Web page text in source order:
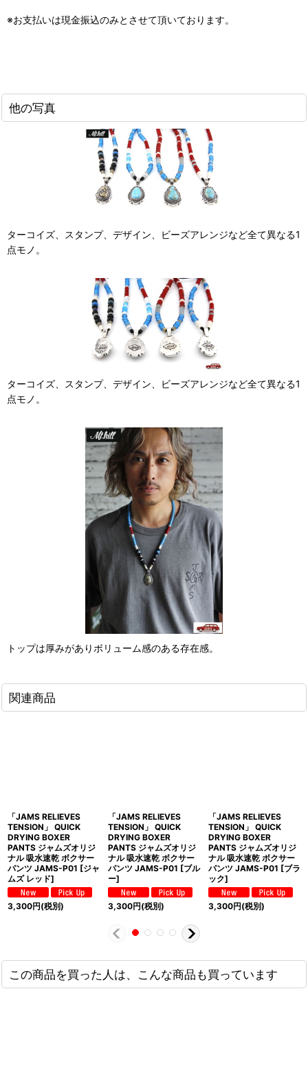
※お支払いは現金振込のみとさせて頂いております。
他の写真
ターコイズ、スタンプ、デザイン、ビーズアレンジなど全て異なる1
点モノ。
ターコイズ、スタンプ、デザイン、ビーズアレンジなど全て異なる1
点モノ。
トップは厚みがありボリューム感のある存在感。
関連商品
「JAMS RELIEVES
TENSION」 QUICK
DRYING BOXER
PANTS ジャムズオリジ
ナル 吸水速乾 ボクサー
パンツ JAMS-P01 [ジャ
ムズ レッド]
3,300円(税別)
「JAMS RELIEVES
TENSION」 QUICK
DRYING BOXER
PANTS ジャムズオリジ
ナル 吸水速乾 ボクサー
パンツ JAMS-P01 [ブル
ー]
3,300円(税別)
「JAMS RELIEVES
TENSION」 QUICK
DRYING BOXER
PANTS ジャムズオリジ
ナル 吸水速乾 ボクサー
パンツ JAMS-P01 [ブラ
ック]
3,300円(税別)
この商品を買った人は、こんな商品も買っています